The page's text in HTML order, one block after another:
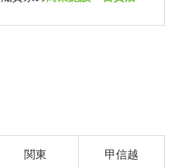
関東 甲信越